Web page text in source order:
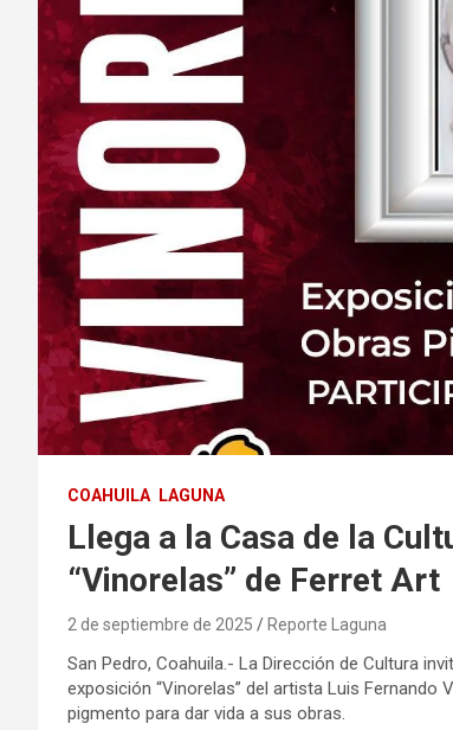
COAHUILA LAGUNA
Llega a la Casa de la
“Vinorelas” de Ferret Art
2 de septiembre de 2025 Reporte Laguna
San Pedro, Coahuila.- La Dirección de Cultura
exposición “Vinorelas” del artista Luis
pigmento para dar vida a sus obras.